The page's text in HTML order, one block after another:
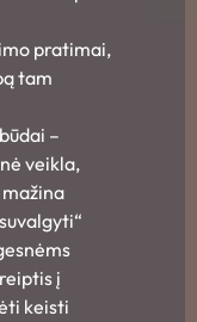
pratimai,
tam
–
veikla,
į
keisti